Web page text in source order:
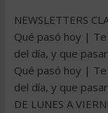
NEWSLETTERS
Qué pasó hoy |
del día, y que
Qué pasó hoy |
del día, y que
DE LUNES A